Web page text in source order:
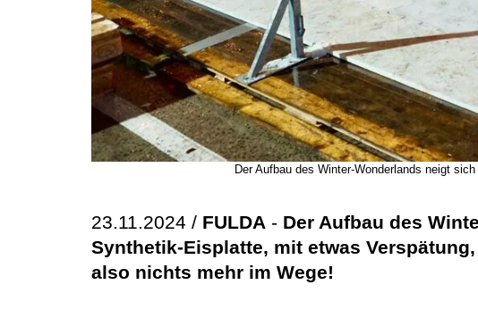
Der Aufbau des Winter-Wonderlands neigt
23.11.2024 / FULDA - Der Aufbau des
Synthetik-Eisplatte, mit etwas
also nichts mehr im Wege!